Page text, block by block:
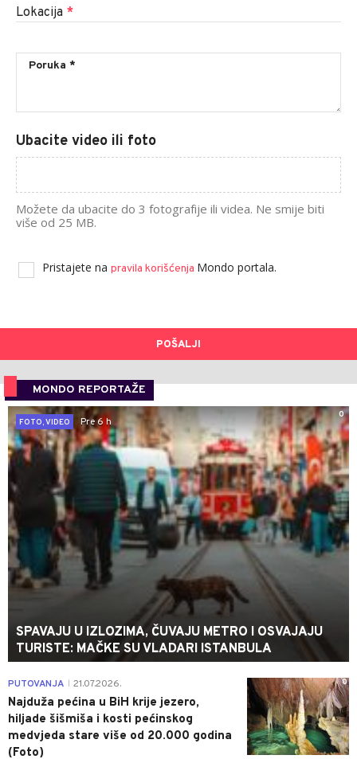
Lokacija *
Ubacite video ili foto
Možete da ubacite do 3 fotografije ili videa. Ne smije biti
više od 25 MB.
Pristajete na pravila korišćenja Mondo portala.
POŠALJI
MONDO REPORTAŽE
0
FOTO, VIDEO
Pre 6 h
SPAVAJU U IZLOZIMA, ČUVAJU METRO I OSVAJAJU
TURISTE: MAČKE SU VLADARI ISTANBULA
0
PUTOVANJA 21.07.2026.
Najduža pećina u BiH krije jezero,
hiljade šišmiša i kosti pećinskog
medvjeda stare više od 20.000 godina
(Foto)